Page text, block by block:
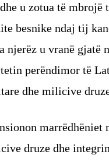
u zotua të
besnike ndaj tij
njerëz u vranë
perëndimor të
dhe milicive
marrëdhëniet
druze dhe